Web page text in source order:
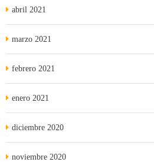
abril 2021
marzo 2021
febrero 2021
enero 2021
diciembre 2020
noviembre 2020